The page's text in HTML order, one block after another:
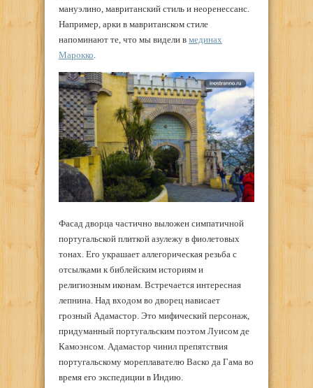
мануэлино, мавританский стиль и неоренессанс.
Например, арки в мавританском стиле
напоминают те, что мы видели в мединах
Марокко
Фасад дворца частично выложен симпатичной
португальской плиткой азулежу в фиолетовых
тонах. Его украшает аллегорическая резьба с
отсылками к библейским историям и
религиозным иконам. Встречается интересная
лепнина. Над входом во дворец нависает
грозный Адамастор. Это мифический персонаж,
придуманный португальским поэтом Луисом де
Камоэнсом. Адамастор чинил препятствия
португальскому мореплавателю Васко да Гама во
время его экспедиции в Индию.